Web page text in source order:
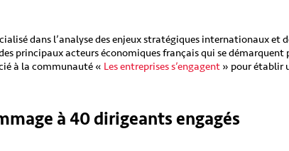
dans l’analyse des enjeux stratégiques internationaux et
principaux acteurs économiques français qui se
à la communauté « Les entreprises s’engagent » pour établir
à 40 dirigeants engagés